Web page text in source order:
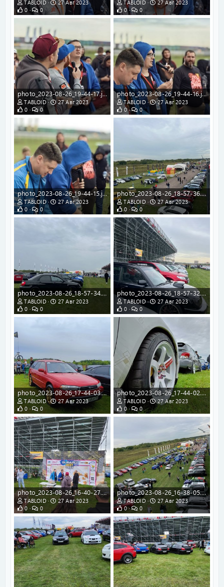
TABLOID
27 Авг 2023
0
0
TABLOID
27 Авг 2023
0
0
photo_2023-08-26_19-44-17.jpg
TABLOID
27 Авг 2023
0
0
photo_2023-08-26_19-44-16.jpg
TABLOID
27 Авг 2023
0
0
photo_2023-08-26_19-44-15.jpg
TABLOID
27 Авг 2023
0
0
photo_2023-08-26_18-57-36.jpg
TABLOID
27 Авг 2023
0
0
photo_2023-08-26_18-57-34.jpg
TABLOID
27 Авг 2023
0
0
photo_2023-08-26_18-57-32.jpg
TABLOID
27 Авг 2023
0
0
photo_2023-08-26_17-44-03.jpg
TABLOID
27 Авг 2023
0
0
photo_2023-08-26_17-44-02.jpg
TABLOID
27 Авг 2023
0
0
photo_2023-08-26_16-40-27.jpg
TABLOID
27 Авг 2023
0
0
photo_2023-08-26_16-38-05.jpg
TABLOID
27 Авг 2023
0
0